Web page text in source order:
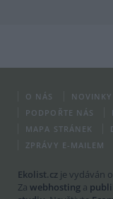
O NÁS
PODPOŘTE NÁS
MAPA STRÁNEK
ZPRÁVY E-MAILEM
Ekolist.cz je vydáván
Za webhosting a